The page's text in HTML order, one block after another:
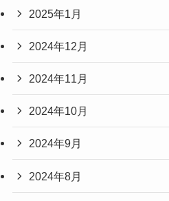
2025年1月
2024年12月
2024年11月
2024年10月
2024年9月
2024年8月